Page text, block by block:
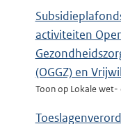
activiteiten
(OGGZ) en
Toon op Lokale wet-